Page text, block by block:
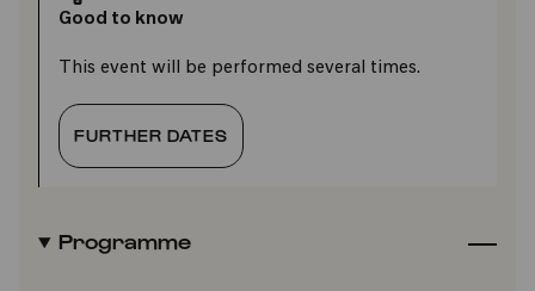
Good to know
This event will be performed several times.
FURTHER DATES
Programme